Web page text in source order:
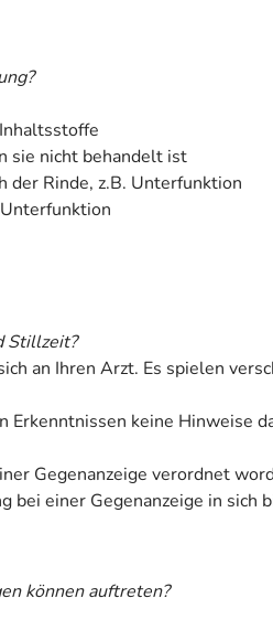
sie nicht behandelt ist
der Rinde, z.B. Unterfunktion
Stillzeit?
an Ihren Arzt. Es spielen
Erkenntnissen keine Hinweise
Gegenanzeige verordnet
bei einer Gegenanzeige in sich
können auftreten?